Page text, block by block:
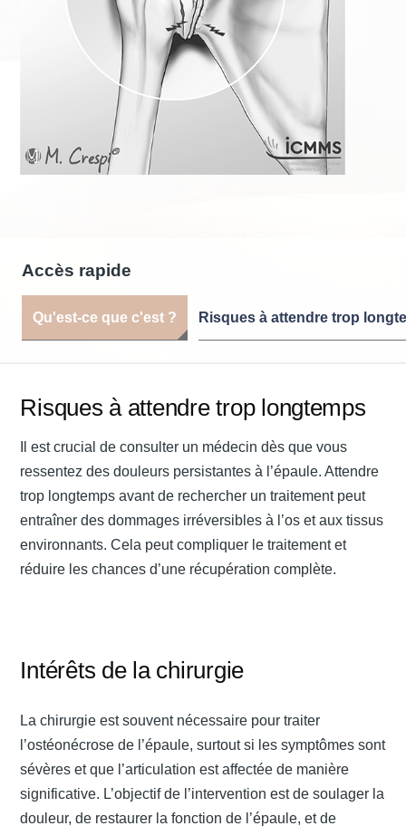
Accès rapide
Qu'est-ce que c'est ? Risques à attendre trop
Risques à attendre trop longtemps
Il est crucial de consulter un médecin dès que vous
ressentez des douleurs persistantes à l’épaule. Attendre
trop longtemps avant de rechercher un traitement peut
entraîner des dommages irréversibles à l’os et aux tissus
environnants. Cela peut compliquer le traitement et
réduire les chances d’une récupération complète.
Intérêts de la chirurgie
La chirurgie est souvent nécessaire pour traiter
l’ostéonécrose de l’épaule, surtout si les symptômes sont
sévères et que l’articulation est affectée de manière
significative. L’objectif de l’intervention est de soulager la
douleur, de restaurer la fonction de l’épaule, et de